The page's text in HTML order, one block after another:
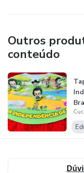
Outros
conteúdo